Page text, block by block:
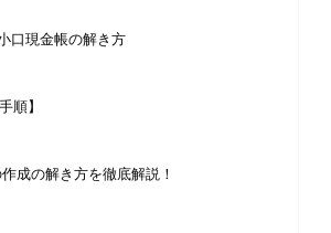
口現金帳の解き方
順】
成の解き方を徹底解説！